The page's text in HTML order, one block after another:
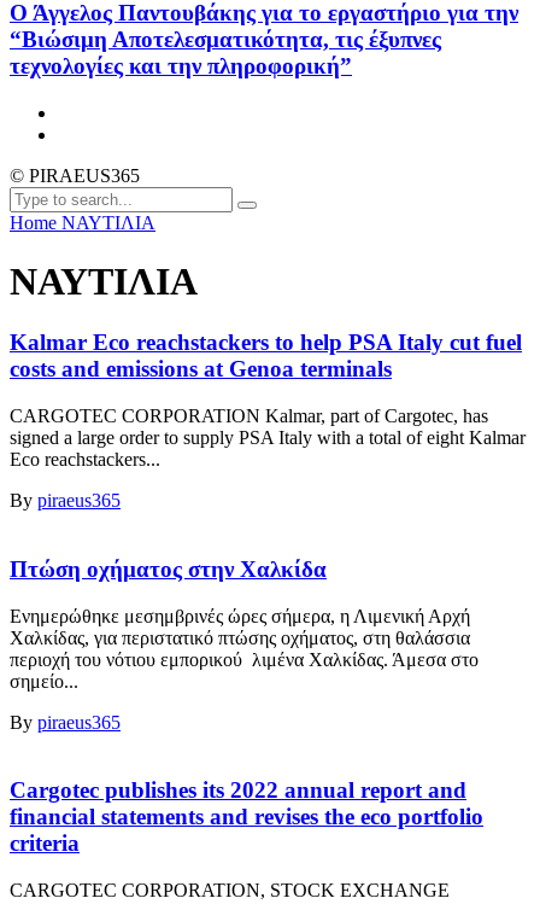
Ο Άγγελος Παντουβάκης για το εργαστήριο για την
“Βιώσιμη Αποτελεσματικότητα, τις έξυπνες
τεχνολογίες και την πληροφορική”
© PIRAEUS365
Home ΝΑΥΤΙΛΙΑ
ΝΑΥΤΙΛΙΑ
Kalmar Eco reachstackers to help PSA Italy cut fuel
costs and emissions at Genoa terminals
CARGOTEC CORPORATION Kalmar, part of Cargotec, has
signed a large order to supply PSA Italy with a total of eight Kalmar
Eco reachstackers...
By piraeus365
Πτώση οχήματος στην Χαλκίδα
Ενημερώθηκε μεσημβρινές ώρες σήμερα, η Λιμενική Αρχή
Χαλκίδας, για περιστατικό πτώσης οχήματος, στη θαλάσσια
περιοχή του νότιου εμπορικού λιμένα Χαλκίδας. Άμεσα στο
σημείο...
By piraeus365
Cargotec publishes its 2022 annual report and
financial statements and revises the eco portfolio
criteria
CARGOTEC CORPORATION, STOCK EXCHANGE